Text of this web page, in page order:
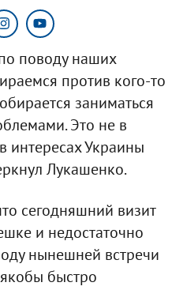
поводу наших
против кого-то
заниматься
Это не в
интересах Украины
Лукашенко.
сегодняшний визит
и недостаточно
нынешней встречи
быстро